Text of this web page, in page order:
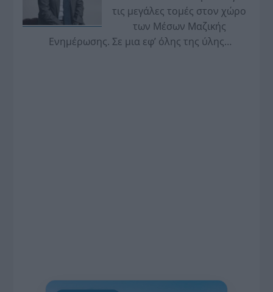
τις μεγάλες τομές στον χώρο
των Μέσων Μαζικής
Ενημέρωσης. Σε μια εφ’ όλης της ύλης